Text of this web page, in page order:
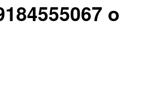
o